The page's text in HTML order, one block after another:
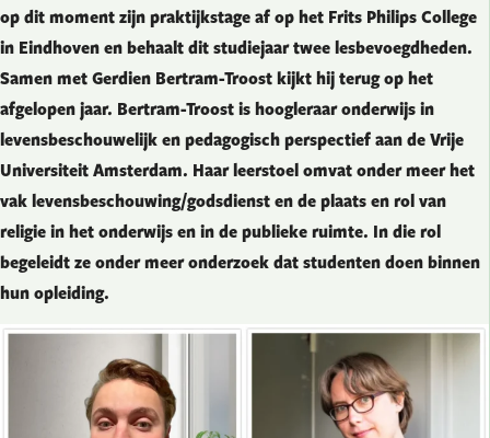
op dit moment zijn praktijkstage af op het Frits Philips College
in Eindhoven en behaalt dit studiejaar twee lesbevoegdheden.
Samen met Gerdien Bertram-Troost kijkt hij terug op het
afgelopen jaar. Bertram-Troost is hoogleraar onderwijs in
levensbeschouwelijk en pedagogisch perspectief aan de Vrije
Universiteit Amsterdam. Haar leerstoel omvat onder meer het
vak levensbeschouwing/godsdienst en de plaats en rol van
religie in het onderwijs en in de publieke ruimte. In die rol
begeleidt ze onder meer onderzoek dat studenten doen binnen
hun opleiding.